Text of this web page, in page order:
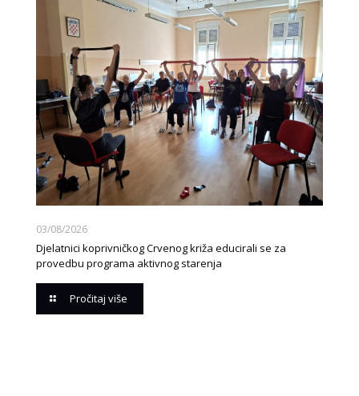
03/08/2026
Djelatnici koprivničkog Crvenog križa educirali se za
provedbu programa aktivnog starenja
Pročitaj više